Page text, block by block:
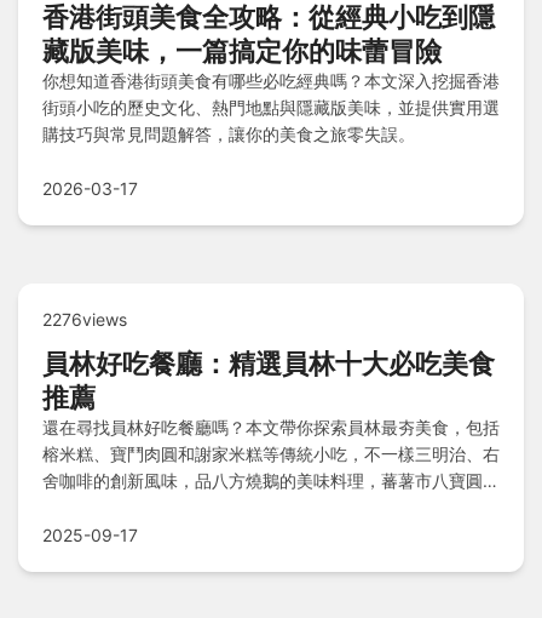
香港街頭美食全攻略：從經典小吃到隱
藏版美味，一篇搞定你的味蕾冒險
你想知道香港街頭美食有哪些必吃經典嗎？本文深入挖掘香港
街頭小吃的歷史文化、熱門地點與隱藏版美味，並提供實用選
購技巧與常見問題解答，讓你的美食之旅零失誤。
2026-03-17
2276views
員林好吃餐廳：精選員林十大必吃美食
推薦
還在尋找員林好吃餐廳嗎？本文帶你探索員林最夯美食，包括
榕米糕、寶鬥肉圓和謝家米糕等傳統小吃，不一樣三明治、右
舍咖啡的創新風味，品八方燒鵝的美味料理，蕃薯市八寶圓仔
閒時光，以及阿火拉仔麵的在地好味，讓你一次掌握員林美食
2025-09-17